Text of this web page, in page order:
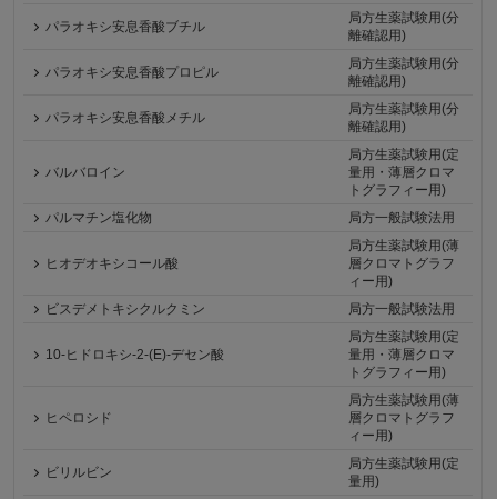
パラオキシ安息香酸ブチル
局方生薬試験用(分
離確認用)
パラオキシ安息香酸プロピル
局方生薬試験用(分
離確認用)
パラオキシ安息香酸メチル
局方生薬試験用(分
離確認用)
バルバロイン
局方生薬試験用(定
量用・薄層クロマ
トグラフィー用)
パルマチン塩化物
局方一般試験法用
ヒオデオキシコール酸
局方生薬試験用(薄
層クロマトグラフ
ィー用)
ビスデメトキシクルクミン
局方一般試験法用
10-ヒドロキシ-2-(E)-デセン酸
局方生薬試験用(定
量用・薄層クロマ
トグラフィー用)
ヒペロシド
局方生薬試験用(薄
層クロマトグラフ
ィー用)
ビリルビン
局方生薬試験用(定
量用)